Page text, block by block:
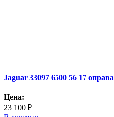
Jaguar 33097 6500 56 17 оправа
Цена:
23 100 ₽